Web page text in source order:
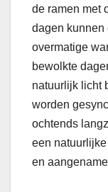
de ramen met
dagen kunnen
overmatige
bewolkte
natuurlijk licht
worden
ochtends
een
en